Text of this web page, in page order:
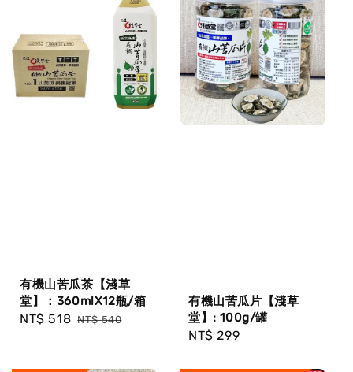
有機山苦瓜茶【淺草
堂】：360mlX12瓶/箱
Sale
NT$ 518 Regular
NT$ 540
有機山苦瓜片【淺草
堂】: 100g/罐
Regular
NT$ 299